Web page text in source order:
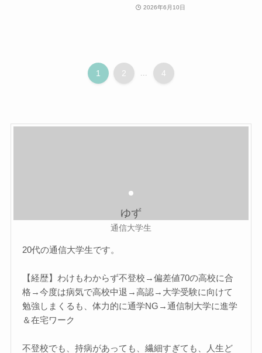
2026年6月10日
1 2 4
ゆず
通信大学生
20代の通信大学生です。
【経歴】わけもわからず不登校→偏差値70の高校に合
格→今度は病気で高校中退→高認→大学受験に向けて
勉強しまくるも、体力的に通学NG→通信制大学に進学
＆在宅ワーク
不登校でも、持病があっても、繊細すぎても、人生ど